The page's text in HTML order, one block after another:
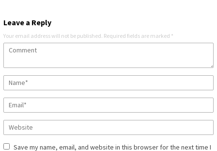
Leave a Reply
Your email address will not be published. Required fields are marked *
Save my name, email, and website in this browser for the next time I